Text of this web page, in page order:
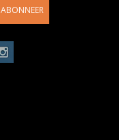
ABONNEER